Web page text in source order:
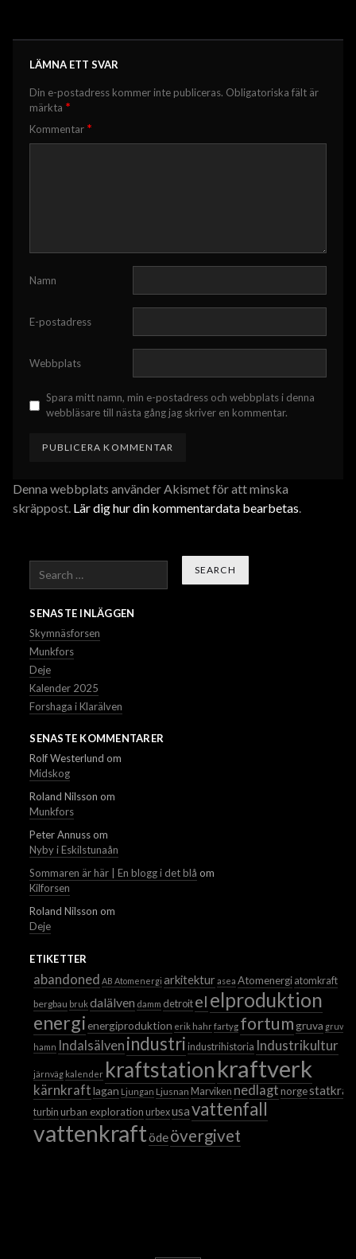
LÄMNA ETT SVAR
Din e-postadress kommer inte publiceras. Obligatoriska fält är
märkta *
Kommentar *
Namn
E-postadress
Webbplats
Spara mitt namn, min e-postadress och webbplats i denna
webbläsare till nästa gång jag skriver en kommentar.
Denna webbplats använder Akismet för att minska
skräppost. Lär dig hur din kommentardata bearbetas
Search
SENASTE INLÄGGEN
Skymnäsforsen
Munkfors
Deje
Kalender 2025
Forshaga i Klarälven
SENASTE KOMMENTARER
Rolf Westerlund om
Midskog
Roland Nilsson om
Munkfors
Peter Annussom
Nyby i Eskilstunaån
Sommaren är här | En blogg i det blå om
Kilforsen
Roland Nilsson om
Deje
ETIKETTER
abandoned AB Atomenergi arkitekturasea Atomenergi atomkraft
bergbau bruk dalälven damm detroitel elproduktion
energienergiproduktion erik hahrfartyg fortum gruva gruvor
hamn Indalsälven industri industrihistoria Industrikultur
järnväg kalender kraftstationkraftverk
kärnkraftlagan Ljungan Ljusnan Marviken nedlagt norge
turbin urban exploration urbexusavattenfall
vattenkraftödeövergivet